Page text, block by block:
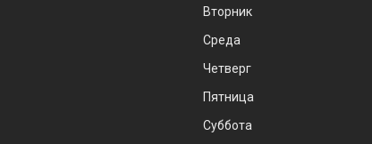
Вторник
Среда
Четверг
Пятница
Суббота